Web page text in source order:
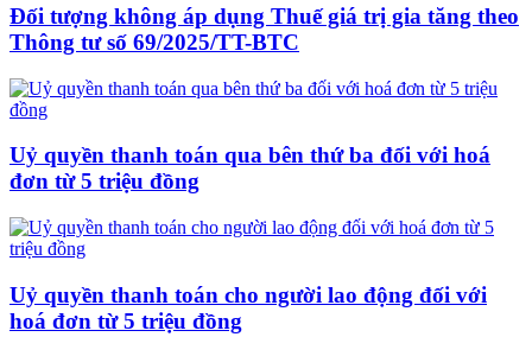
Đối tượng không áp dụng Thuế giá trị gia tăng theo
Thông tư số 69/2025/TT-BTC
Uỷ quyền thanh toán qua bên thứ ba đối với hoá
đơn từ 5 triệu đồng
Uỷ quyền thanh toán cho người lao động đối với
hoá đơn từ 5 triệu đồng